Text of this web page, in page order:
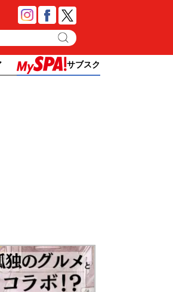
サブスク